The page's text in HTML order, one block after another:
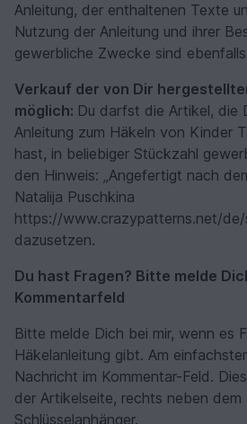
Anleitung, der enthaltenen Texte
Nutzung der Anleitung und ihrer
gewerbliche Zwecke sind
Verkauf der von Dir
möglich: Du darfst die Artikel, die
Anleitung zum Häkeln von Kinder
hast, in beliebiger Stückzahl
den Hinweis: „Angefertigt nach
Natalija Puschkina
https://www.crazypatterns.net/de/
dazusetzen.
Du hast Fragen? Bitte melde
Kommentarfeld
Bitte melde Dich bei mir, wenn es
Häkelanleitung gibt. Am
Nachricht im Kommentar-Feld.
der Artikelseite, rechts neben
Schlüsselanhänger.